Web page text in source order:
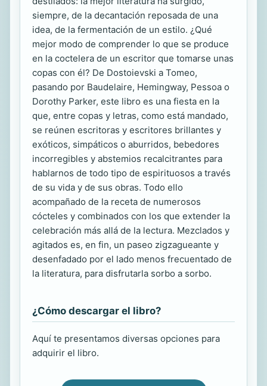
siempre, de la decantación reposada de una
idea, de la fermentación de un estilo. ¿Qué
mejor modo de comprender lo que se produce
en la coctelera de un escritor que tomarse unas
copas con él? De Dostoievski a Tomeo,
pasando por Baudelaire, Hemingway, Pessoa o
Dorothy Parker, este libro es una fiesta en la
que, entre copas y letras, como está mandado,
se reúnen escritoras y escritores brillantes y
exóticos, simpáticos o aburridos, bebedores
incorregibles y abstemios recalcitrantes para
hablarnos de todo tipo de espirituosos a través
de su vida y de sus obras. Todo ello
acompañado de la receta de numerosos
cócteles y combinados con los que extender la
celebración más allá de la lectura. Mezclados y
agitados es, en fin, un paseo zigzagueante y
desenfadado por el lado menos frecuentado de
la literatura, para disfrutarla sorbo a sorbo.
¿Cómo descargar el libro?
Aquí te presentamos diversas opciones para
adquirir el libro.